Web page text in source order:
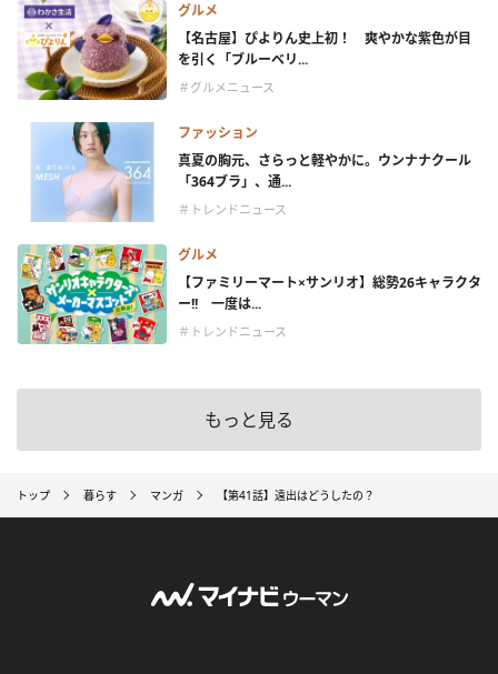
グルメ
【名古屋】ぴよりん史上初！ 爽やかな紫色が目
を引く「ブルーベリ...
＃グルメニュース
ファッション
真夏の胸元、さらっと軽やかに。ウンナナクール
「364ブラ」、通...
＃トレンドニュース
グルメ
【ファミリーマート×サンリオ】総勢26キャラクタ
ー!! 一度は...
＃トレンドニュース
もっと見る
トップ 暮らす マンガ 【第41話】遠出はどうしたの？